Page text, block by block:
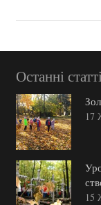
Останні
17
15